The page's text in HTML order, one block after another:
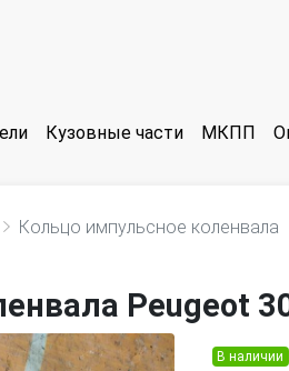
Кузовные части МКПП
Кольцо импульсное коленвала
Peugeot
В наличии